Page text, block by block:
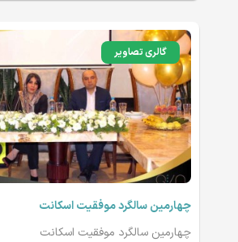
گالری تصاویر
چهارمین سالگرد موفقیت اسکانت
چهارمین سالگرد موفقیت اسکانت